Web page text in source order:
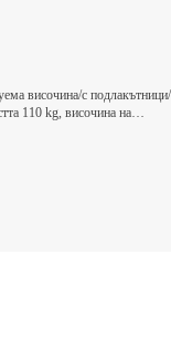
височина/с подлакътници/
110 kg, височина на